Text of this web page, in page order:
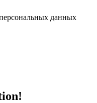
данных